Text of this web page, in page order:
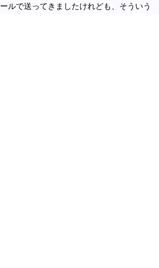
ールで送ってきましたけれども、そういう